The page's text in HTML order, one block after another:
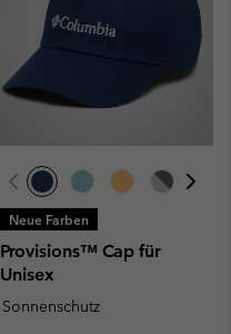
Neue Farben
Provisions™ Cap für
Unisex
Sonnenschutz